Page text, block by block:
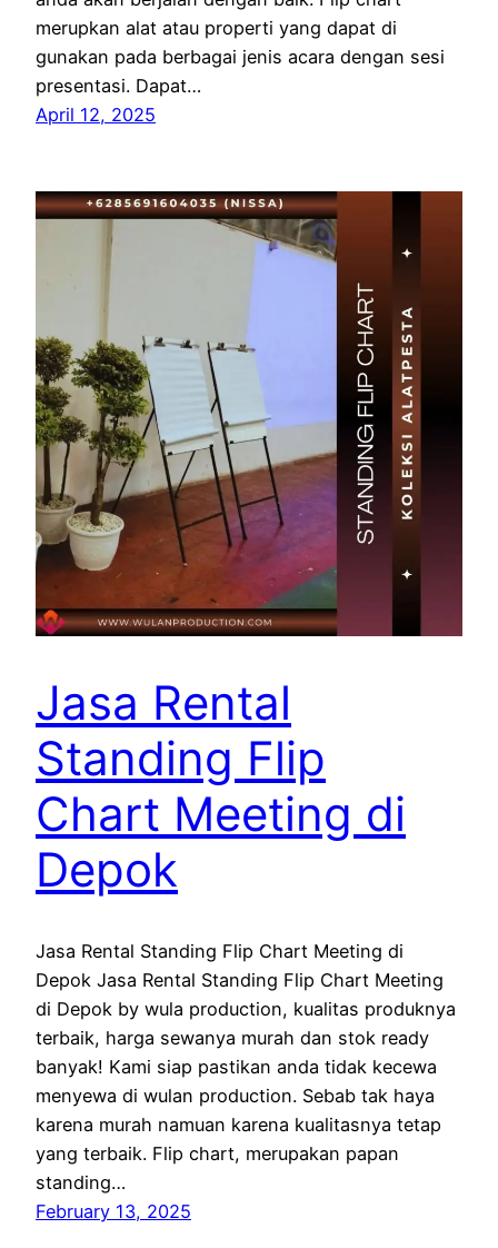
merupkan alat atau properti yang dapat di
gunakan pada berbagai jenis acara dengan sesi
presentasi. Dapat…
April 12, 2025
Jasa Rental
Standing Flip
Chart Meeting di
Depok
Jasa Rental Standing Flip Chart Meeting di
Depok Jasa Rental Standing Flip Chart Meeting
di Depok by wula production, kualitas produknya
terbaik, harga sewanya murah dan stok ready
banyak! Kami siap pastikan anda tidak kecewa
menyewa di wulan production. Sebab tak haya
karena murah namuan karena kualitasnya tetap
yang terbaik. Flip chart, merupakan papan
standing…
February 13, 2025